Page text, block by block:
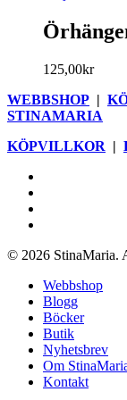
125,00kr
WEBBSHOP |
STINAMARIA
KÖPVILLKOR |
© 2026 StinaMaria.
Close
Menu
Webbshop
Blogg
Böcker
Butik
Nyhetsbrev
Om
Kontakt